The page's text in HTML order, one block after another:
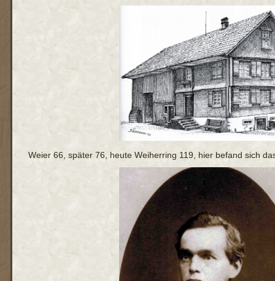
Weier 66, später 76, heute Weiherring 119, hier befand sich